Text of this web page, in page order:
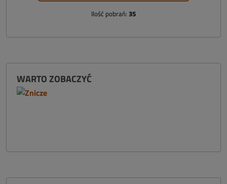
Ilość pobrań: 35
WARTO ZOBACZYĆ